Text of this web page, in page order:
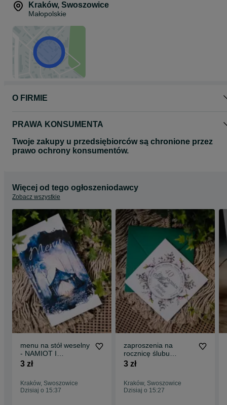
Kraków, Swoszowice
Małopolskie
O FIRMIE
PRAWA KONSUMENTA
Twoje zakupy u przedsiębiorców są chronione przez
prawo ochrony konsumentów.
Więcej od tego ogłoszeniodawcy
Zobacz wszystkie
menu na stół weselny
- NAMIOT I
ŚWIETLIKI
3 zł
Kraków, Swoszowice
Dzisiaj o 15:37
zaproszenia na
rocznicę ślubu
SIERPNIOWY
3 zł
Kraków, Swoszowice
Dzisiaj o 15:27